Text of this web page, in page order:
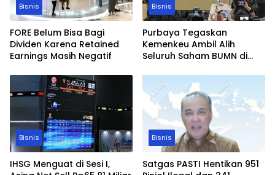
Bisnis
FORE Belum Bisa Bagi
Dividen Karena Retained
Earnings Masih Negatif
Bisnis
Purbaya Tegaskan
Kemenkeu Ambil Alih
Seluruh Saham BUMN di
Bisnis
IHSG Menguat di Sesi I,
Bisnis
Satgas PASTI Hentikan 951